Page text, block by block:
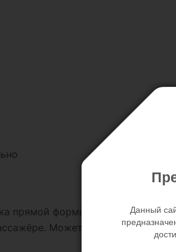
прямой формы, добавит
Может использоваться
Данный